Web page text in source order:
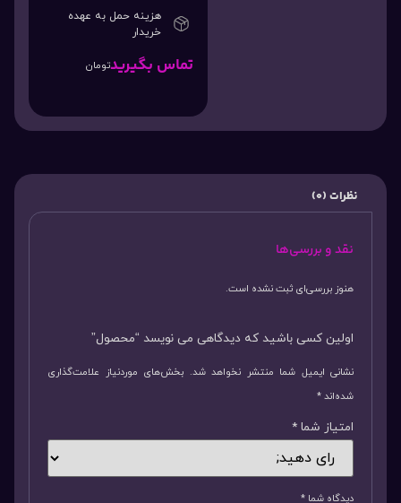
هزینه حمل به عهده
خریدار
تماس بگیریدتومان
نظرات (0)
نقد و بررسی‌ها
هنوز بررسی‌ای ثبت نشده است.
اولین کسی باشید که دیدگاهی می نویسد “محصول”
نشانی ایمیل شما منتشر نخواهد شد. بخش‌های موردنیاز علامت‌گذاری
شده‌اند*
امتیاز شما *
دیدگاه شما *